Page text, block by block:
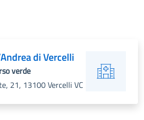
di Vercelli
verde
21, 13100 Vercelli VC